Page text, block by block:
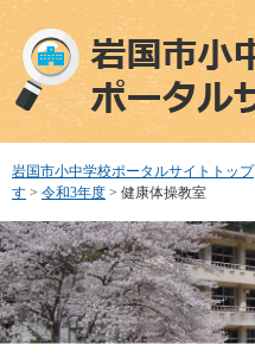
ペ
で
す
メ
ば
し
本
文
へ
岩国市小中学校ポータルサイトトップ
す > 令和3年度 > 健康体操教室